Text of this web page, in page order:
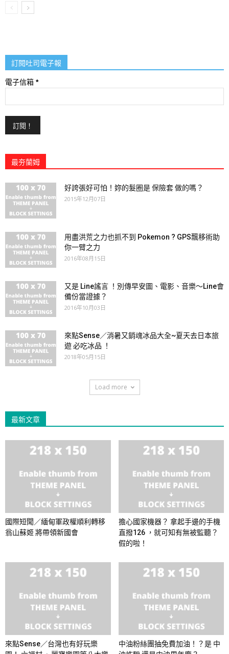
訂閱吐司電子報
電子信箱 *
最夯蘭姆
好誇張好可怕！妳的髮圈是 保險套 做的嗎？
2015年12月07日
用盡洪荒之力也抓不到 Pokemon ? GPS飄移術助
你一臂之力
2016年08月15日
又是 Line謠言 ！別傳早安圖、電影、音樂～Line會
備份當證據？
2016年10月03日
來點Sense／消暑又銷魂冰品大全~夏天去日本旅
遊 必吃冰品 ！
2018年05月15日
Load more
最新文章
國際短聞／緬甸軍政權順利轉移
翁山蘇姬 將帶領新國會
擔心國家機器？ 拿起手邊的手機
直撥126 ，就可知有無被監聽？
假的啦！
來點Sense／台灣也有好玩樂
中油粉絲團抽免費加油！？是 中